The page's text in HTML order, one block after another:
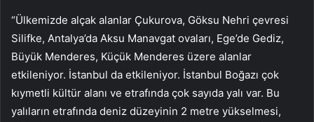
“Ülkemizde alçak alanlar Çukurova, Göksu Nehri çevresi
Silifke, Antalya’da Aksu Manavgat ovaları, Ege’de Gediz,
Büyük Menderes, Küçük Menderes üzere alanlar
etkileniyor. İstanbul da etkileniyor. İstanbul Boğazı çok
kıymetli kültür alanı ve etrafında çok sayıda yalı var. Bu
yalıların etrafında deniz düzeyinin 2 metre yükselmesi,